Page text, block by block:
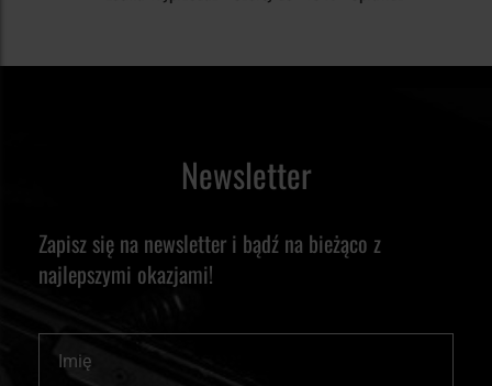
Newsletter
Zapisz się na newsletter i bądź na bieżąco z
najlepszymi okazjami!